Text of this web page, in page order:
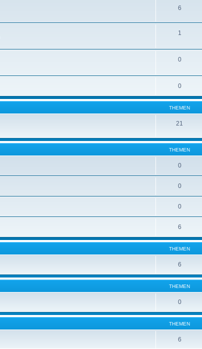
6
1
0
0
THEMEN
21
THEMEN
0
0
0
6
THEMEN
6
THEMEN
0
THEMEN
6